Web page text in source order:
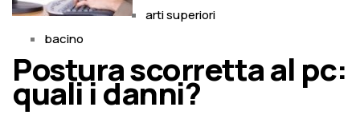
arti superiori
bacino
Postura scorretta al pc:
quali i danni?